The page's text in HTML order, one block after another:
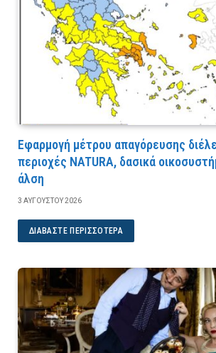
Εφαρμογή μέτρου απαγόρευσης
περιοχές NATURA, δασικά
άλση
3 ΑΥΓΟΎΣΤΟΥ 2026
ΔΙΑΒΆΣΤΕ ΠΕΡΙΣΣΌΤΕΡΑ